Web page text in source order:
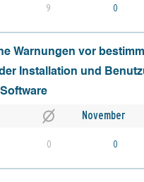
9 0
Warnungen vor
Installation und
November
0 0